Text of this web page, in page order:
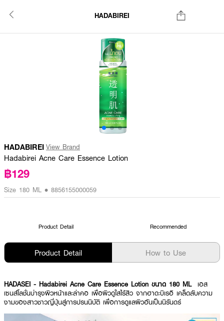
HADABIREI
HADABIREI View Brand
Hadabirei Acne Care Essence Lotion
฿129
Size 180 ML • 8856155000059
Product Detail Recommended
Product Detail How to Use
HADASEI - Hadabirei Acne Care Essence Lotion ขนาด 180 ML
เอส
เซนส์โลชั่นบำรุงผิวหน้าและลำคอ เพื่อผิวดูใสไร้สิว จากฮาดะบิเรอิ เคล็ดลับความ
งามของสาวชาวญี่ปุ่นสู่การปรนนิบัติ เพื่อการดูแลผิวอันเป็นนิรันดร์